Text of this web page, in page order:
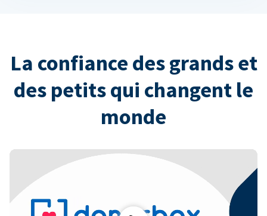
La confiance des grands et
des petits qui changent le
monde